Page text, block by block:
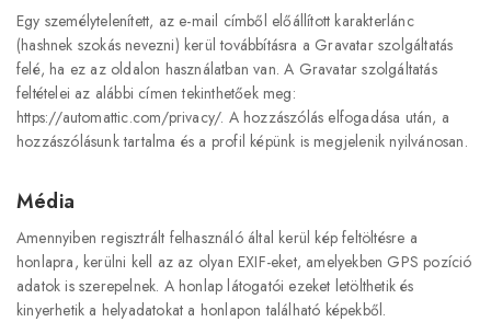
Egy személytelenített, az e-mail címből előállított karakterlánc
(hashnek szokás nevezni) kerül továbbításra a Gravatar szolgáltatás
felé, ha ez az oldalon használatban van. A Gravatar szolgáltatás
feltételei az alábbi címen tekinthetőek meg:
https://automattic.com/privacy/. A hozzászólás elfogadása után, a
hozzászólásunk tartalma és a profil képünk is megjelenik nyilvánosan.
Média
Amennyiben regisztrált felhasználó által kerül kép feltöltésre a
honlapra, kerülni kell az az olyan EXIF-eket, amelyekben GPS pozíció
adatok is szerepelnek. A honlap látogatói ezeket letölthetik és
kinyerhetik a helyadatokat a honlapon található képekből.